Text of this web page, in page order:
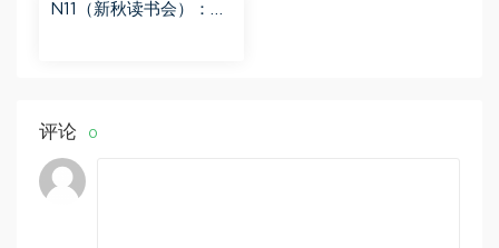
N11（新秋读书会）：
评论 0